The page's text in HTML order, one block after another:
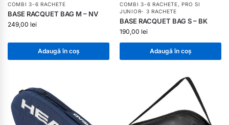
COMBI 3-6 RACHETE
BASE RACQUET BAG M – NV
249,00 lei
Adaugă în coș
COMBI 3-6 RACHETE,PRO SI
JUNIOR- 3 RACHETE
BASE RACQUET BAG S – BK
190,00 lei
Adaugă în coș